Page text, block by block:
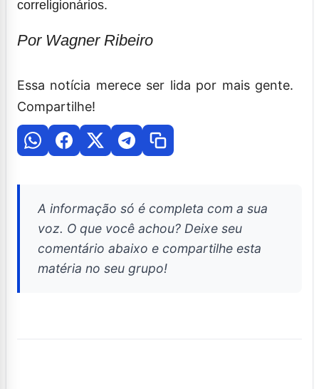
correligionários.
Por Wagner Ribeiro
Essa notícia merece ser lida por mais gente.
Compartilhe!
A informação só é completa com a sua
voz. O que você achou? Deixe seu
comentário abaixo e compartilhe esta
matéria no seu grupo!